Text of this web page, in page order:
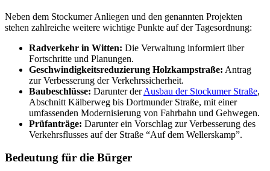
Neben dem Stockumer Anliegen und den genannten Projekten
stehen zahlreiche weitere wichtige Punkte auf der Tagesordnung:
Radverkehr in Witten: Die Verwaltung informiert über
Fortschritte und Planungen.
Geschwindigkeitsreduzierung Holzkampstraße: Antrag
zur Verbesserung der Verkehrssicherheit.
Baubeschlüsse: Darunter derAusbau der Stockumer Straße,
Abschnitt Kälberweg bis Dortmunder Straße, mit einer
umfassenden Modernisierung von Fahrbahn und Gehwegen.
Prüfanträge: Darunter ein Vorschlag zur Verbesserung des
Verkehrsflusses auf der Straße “Auf dem Wellerskamp”.
Bedeutung für die Bürger